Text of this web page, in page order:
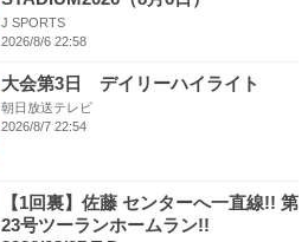
J SPORTS
2026/8/6 22:58
大会第3日 デイリーハイライト
朝日放送テレビ
2026/8/7 22:54
【1回裏】佐藤 センターへ一直線!! 第
23号ツーランホームラン!!